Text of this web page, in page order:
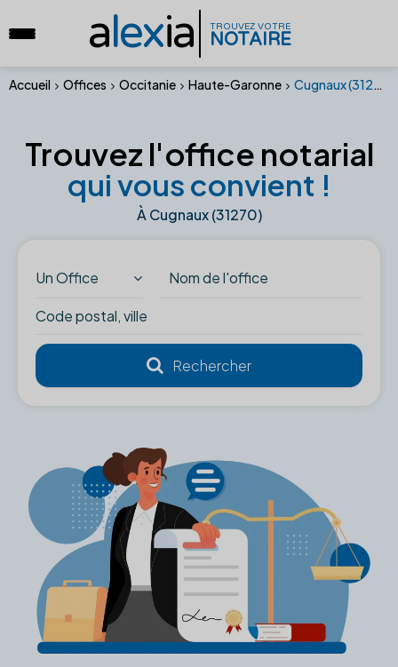
alexia TROUVEZ VOTRE
NOTAIRE
Accueil Offices Occitanie Haute-Garonne Cugnaux (31270)
Trouvez l'office notarial
qui vous convient !
À Cugnaux (31270)
Un Office